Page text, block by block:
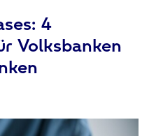
4
Volksbanken